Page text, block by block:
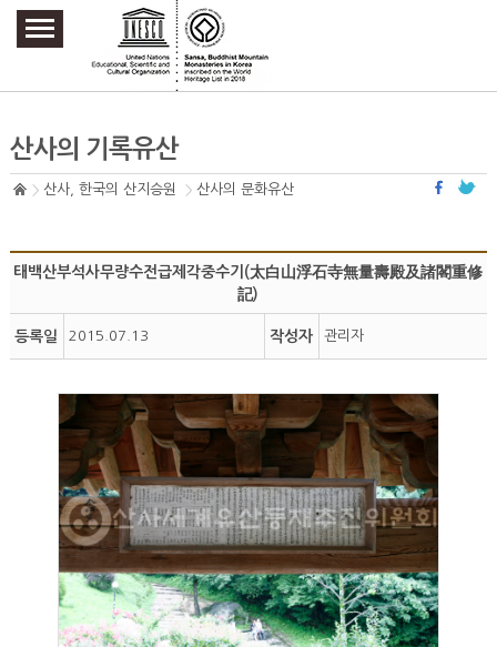
주요메뉴 바로가기
본문 바로가기
하단메뉴 바로가기
산사의 기록유산
산사, 한국의 산지승원 산사의 문화유산
태백산부석사무량수전급제각중수기(太白山浮石寺無量壽殿及諸閣重修
記)
등록일 2015.07.13 작성자 관리자